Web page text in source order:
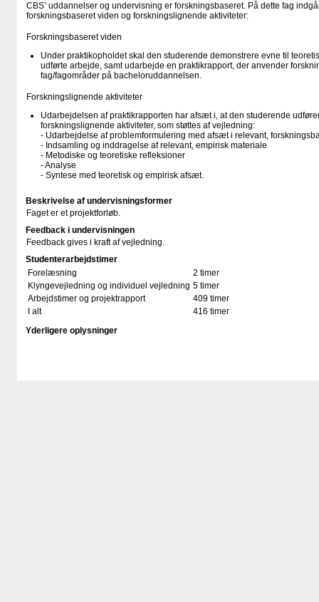
CBS’ uddannelser og undervisning er forskningsbaseret. På dette fag
forskningsbaseret viden og forskningslignende aktiviteter:
Forskningsbaseret viden
Under praktikopholdet skal den studerende demonstrere evne til
udførte arbejde, samt udarbejde en praktikrapport, der anvender
fag/fagområder på bacheloruddannelsen.
Forskningslignende aktiviteter
Udarbejdelsen af praktikrapporten har afsæt i, at den studerende
forskningslignende aktiviteter, som støttes af vejledning:
- Udarbejdelse af problemformulering med afsæt i relevant,
- Indsamling og inddragelse af relevant, empirisk materiale
- Metodiske og teoretiske refleksioner
- Analyse
- Syntese med teoretisk og empirisk afsæt.
Beskrivelse af undervisningsformer
Faget er et projektforløb.
Feedback i undervisningen
Feedback gives i kraft af vejledning.
Studenterarbejdstimer
Forelæsning
2 timer
Klyngevejledning og individuel vejledning 5 timer
Arbejdstimer og projektrapport
409 timer
I alt
416 timer
Yderligere oplysninger